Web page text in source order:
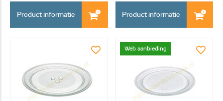
Product informatie Product informatie
Web aanbieding